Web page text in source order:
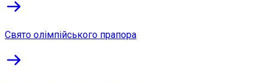
Свято олімпійського прапора